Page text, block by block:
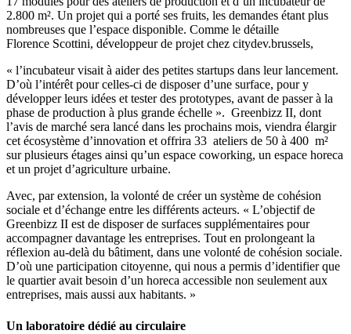
2.800 m². Un projet qui a porté ses fruits, les demandes étant plus
nombreuses que l’espace disponible. Comme le détaille
Florence Scottini, développeur de projet chez citydev.brussels,
« l’incubateur visait à aider des petites startups dans leur lancement.
D’où l’intérêt pour celles-ci de disposer d’une surface, pour y
développer leurs idées et tester des prototypes, avant de passer à la
phase de production à plus grande échelle ». Greenbizz II, dont
l’avis de marché sera lancé dans les prochains mois, viendra élargir
cet écosystème d’innovation et offrira 33 ateliers de 50 à 400 m²
sur plusieurs étages ainsi qu’un espace coworking, un espace horeca
et un projet d’agriculture urbaine.
Avec, par extension, la volonté de créer un système de cohésion
sociale et d’échange entre les différents acteurs. « L’objectif de
Greenbizz II est de disposer de surfaces supplémentaires pour
accompagner davantage les entreprises. Tout en prolongeant la
réflexion au-delà du bâtiment, dans une volonté de cohésion sociale.
D’où une participation citoyenne, qui nous a permis d’identifier que
le quartier avait besoin d’un horeca accessible non seulement aux
entreprises, mais aussi aux habitants. »
Un laboratoire dédié au circulaire